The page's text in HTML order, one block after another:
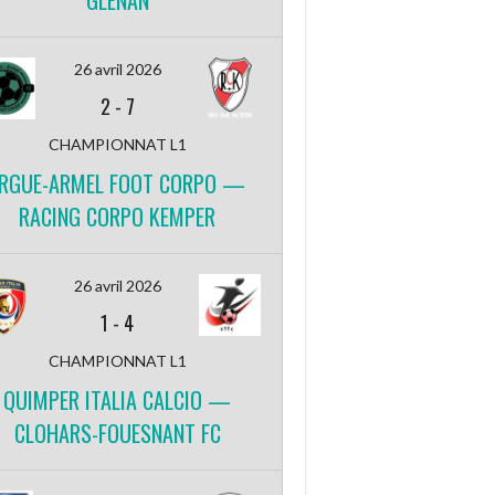
26 avril 2026
2 - 7
CHAMPIONNAT L1
ARMEL FOOT CORPO —
RACING CORPO KEMPER
26 avril 2026
1 - 4
CHAMPIONNAT L1
QUIMPER ITALIA CALCIO —
CLOHARS-FOUESNANT FC